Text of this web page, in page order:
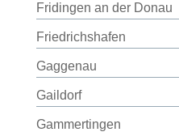
Fridingen an der Donau
Friedrichshafen
Gaggenau
Gaildorf
Gammertingen